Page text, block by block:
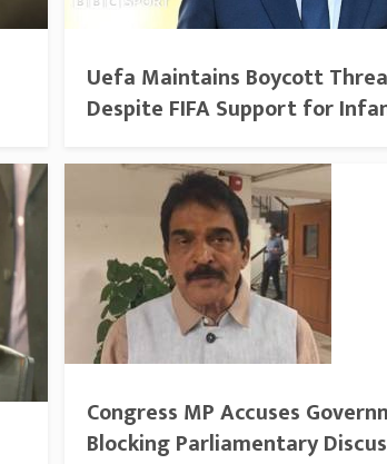
Uefa Maintains Boycott
Despite FIFA Support for
Congress MP Accuses
Blocking Parliamentary